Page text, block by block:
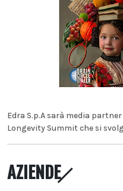
Edra S.p.A sarà media
Longevity Summit che si
AZIENDE